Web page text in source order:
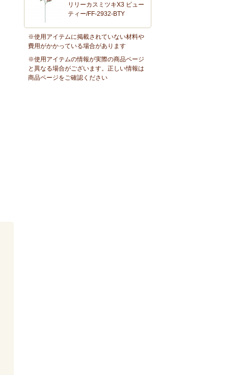
リリーカスミツキX3 ビュー
ティー/FF-2932-BTY
※使用アイテムに掲載されていない材料や
費用がかかっている場合があります
※使用アイテムの情報が実際の商品ページ
と異なる場合がございます。正しい情報は
商品ページをご確認ください